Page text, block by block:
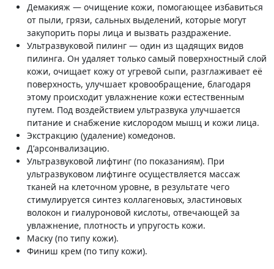
Демакияж — очищение кожи, помогающее избавиться
от пыли, грязи, сальных выделений, которые могут
закупорить поры лица и вызвать раздражение.
Ультразвуковой пилинг — один из щадящих видов
пилинга. Он удаляет только самый поверхностный слой
кожи, очищает кожу от угревой сыпи, разглаживает её
поверхность, улучшает кровообращение, благодаря
этому происходит увлажнение кожи естественным
путем. Под воздействием ультразвука улучшается
питание и снабжение кислородом мышц и кожи лица.
Экстракцию (удаление) комедонов.
Д’арсонвализацию.
Ультразвуковой лифтинг (по показаниям). При
ультразвуковом лифтинге осуществляется массаж
тканей на клеточном уровне, в результате чего
стимулируется синтез коллагеновых, эластиновых
волокон и гиалуроновой кислоты, отвечающей за
увлажнение, плотность и упругость кожи.
Маску (по типу кожи).
Финиш крем (по типу кожи).